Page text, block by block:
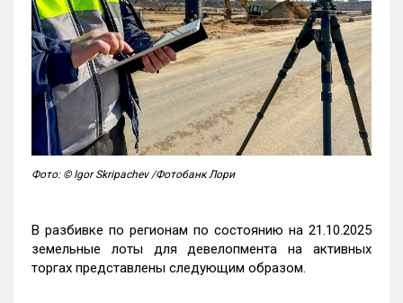
Фото: © Igor Skripachev /Фотобанк Лори
В разбивке по регионам по состоянию на 21.10.2025
земельные лоты для девелопмента на активных
торгах представлены следующим образом.